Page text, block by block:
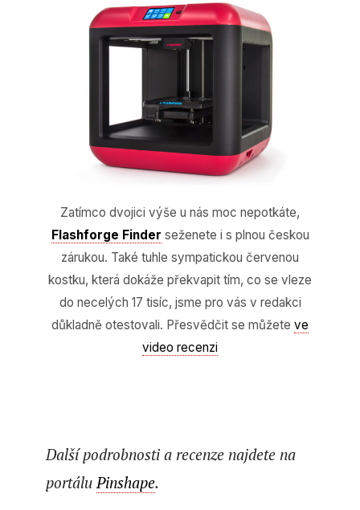
Zatímco dvojici výše u nás moc nepotkáte,
Flashforge Finder seženete i s plnou českou
zárukou. Také tuhle sympatickou červenou
kostku, která dokáže překvapit tím, co se vleze
do necelých 17 tisíc, jsme pro vás v redakci
důkladně otestovali. Přesvědčit se můžete ve
video recenzi
Další podrobnosti a recenze najdete na
portáluPinshape.